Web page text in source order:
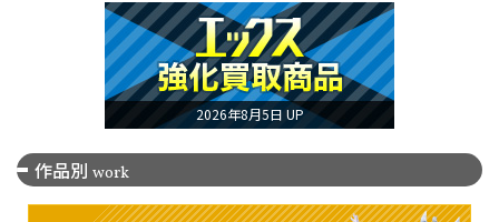
2026年8月5日 UP
作品別 work